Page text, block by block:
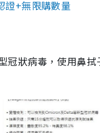
證+無限購數量
冠狀病毒，使用鼻拭